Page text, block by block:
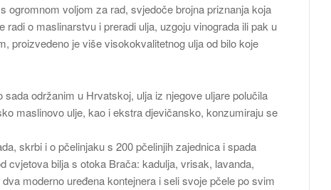
ogromnom voljom za rad, svjedoče brojna priznanja koja
radi o maslinarstvu i preradi ulja, uzgoju vinograda ili pak u
proizvedeno je više visokokvalitetnog ulja od bilo koje
održanim u Hrvatskoj, ulja iz njegove uljare polučila
maslinovo ulje, kao i ekstra djevičansko, konzumiraju se
skrbi i o pčelinjaku s 200 pčelinjih zajednica i spada
cvjetova bilja s otoka Brača: kadulja, vrisak, lavanda,
moderno uređena kontejnera i seli svoje pčele po svim